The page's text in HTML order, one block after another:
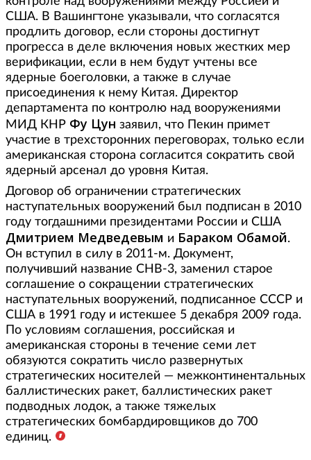
США. В Вашингтоне указывали, что согласятся
продлить договор, если стороны достигнут
прогресса в деле включения новых жестких мер
верификации, если в нем будут учтены все
ядерные боеголовки, а также в случае
присоединения к нему Китая. Директор
департамента по контролю над вооружениями
МИД КНР Фу Цун заявил, что Пекин примет
участие в трехсторонних переговорах, только если
американская сторона согласится сократить свой
ядерный арсенал до уровня Китая.
Договор об ограничении стратегических
наступательных вооружений был подписан в 2010
году тогдашними президентами России и США
Дмитрием Медведевым и Бараком Обамой.
Он вступил в силу в 2011-м. Документ,
получивший название СНВ-3, заменил старое
соглашение о сокращении стратегических
наступательных вооружений, подписанное СССР и
США в 1991 году и истекшее 5 декабря 2009 года.
По условиям соглашения, российская и
американская стороны в течение семи лет
обязуются сократить число развернутых
стратегических носителей — межконтинентальных
баллистических ракет, баллистических ракет
подводных лодок, а также тяжелых
стратегических бомбардировщиков до 700
единиц.